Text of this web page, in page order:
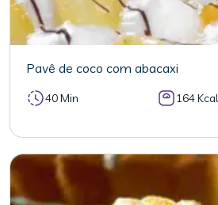
Pavê de coco com abacaxi
40 Min 164 Kcal